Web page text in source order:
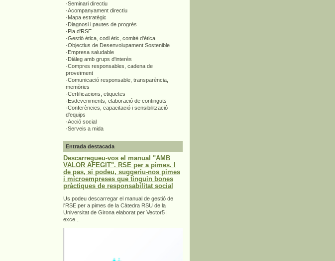
·Seminari directiu
·Acompanyament directiu
·Mapa estratègic
·Diagnosi i pautes de progrés
·Pla d'RSE
·Gestió ètica, codi ètic, comitè d'ètica
·Objectius de Desenvolupament Sostenible
·Empresa saludable
·Diàleg amb grups d'interès
·Compres responsables, cadena de
proveïment
·Comunicació responsable, transparència,
memòries
·Certificacions, etiquetes
·Esdeveniments, elaboració de continguts
·Conferències, capacitació i sensibilització
d'equips
·Acció social
·Serveis a mida
Entrada destacada
Descarregueu-vos el manual "AMB
VALOR AFEGIT". RSE per a pimes. I
de pas, si podeu, suggeriu-nos pimes
i microempreses que tinguin bones
pràctiques de responsabilitat social
Us podeu descarregar el manual de gestió de
l'RSE per a pimes de la Càtedra RSU de la
Universitat de Girona elaborat per Vector5 |
exce...